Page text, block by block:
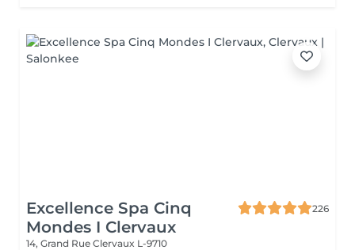
Excellence Spa Cinq
Mondes I Clervaux
226
14, Grand Rue Clervaux L-9710